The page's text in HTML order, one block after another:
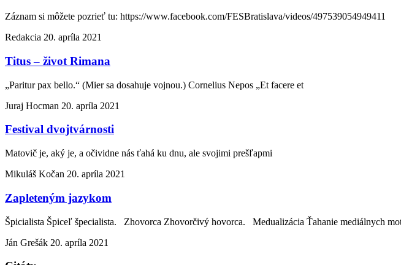
Záznam si môžete pozrieť tu: https://www.facebook.com/FESBratislava/videos/497539054949411
Redakcia 20. apríla 2021
Titus – život Rimana
„Paritur pax bello.“ (Mier sa dosahuje vojnou.) Cornelius Nepos „Et facere et
Juraj Hocman 20. apríla 2021
Festival dvojtvárnosti
Matovič je, aký je, a očividne nás ťahá ku dnu, ale svojimi prešľapmi
Mikuláš Kočan 20. apríla 2021
Zapleteným jazykom
Špicialista Špiceľ špecialista. Zhovorca Zhovorčivý hovorca. Medualizácia Ťahanie mediálnych
Ján Grešák 20. apríla 2021